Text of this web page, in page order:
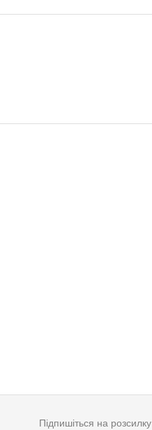
Підпишіться на розсилку